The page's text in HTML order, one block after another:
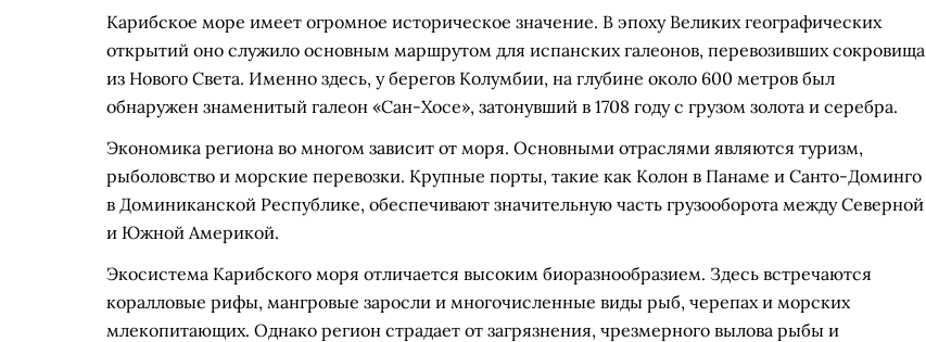
Карибское море имеет огромное историческое значение. В эпоху Великих географических
открытий оно служило основным маршрутом для испанских галеонов, перевозивших сокровища
из Нового Света. Именно здесь, у берегов Колумбии, на глубине около 600 метров был
обнаружен знаменитый галеон «Сан-Хосе», затонувший в 1708 году с грузом золота и серебра.
Экономика региона во многом зависит от моря. Основными отраслями являются туризм,
рыболовство и морские перевозки. Крупные порты, такие как Колон в Панаме и Санто-Доминго
в Доминиканской Республике, обеспечивают значительную часть грузооборота между Северной
и Южной Америкой.
Экосистема Карибского моря отличается высоким биоразнообразием. Здесь встречаются
коралловые рифы, мангровые заросли и многочисленные виды рыб, черепах и морских
млекопитающих. Однако регион страдает от загрязнения, чрезмерного вылова рыбы и